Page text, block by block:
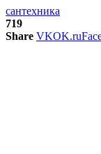
сантехника
719
Share VKOK.ru